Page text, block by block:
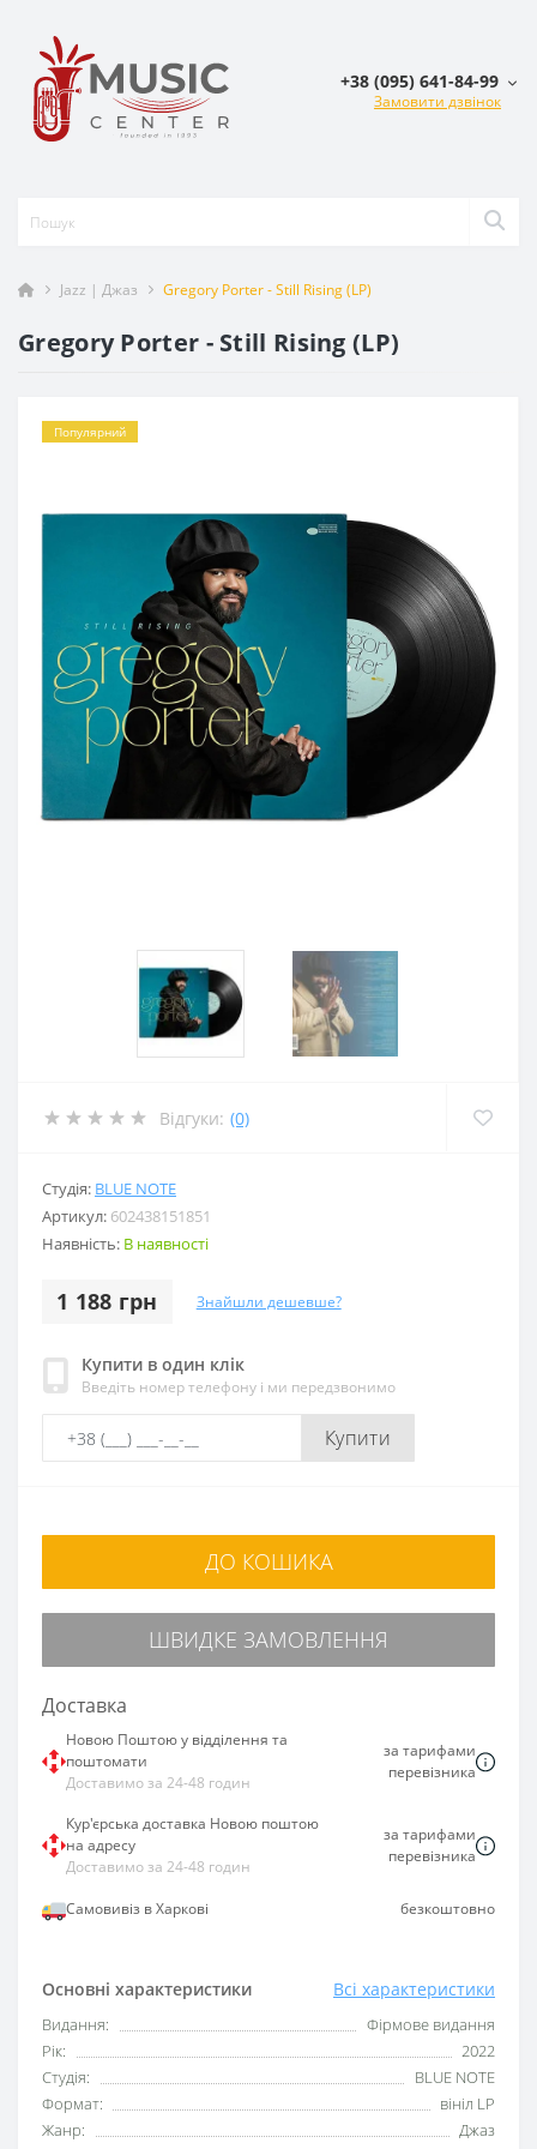
+38 (095) 641-84-99
Замовити дзвінок
Jazz | Джаз Gregory Porter - Still Rising (LP)
Gregory Porter - Still Rising (LP)
Популярний
Відгуки: (0)
Студія: BLUE NOTE
Артикул: 602438151851
Наявність: В наявності
1 188 грн Знайшли дешевше?
Купити в один клік
Введіть номер телефону і ми передзвонимо
Купити
Основні характеристики Всі характеристики
Видання:
Фірмове видання
Рік:
2022
Студія:
BLUE NOTE
Формат:
вініл LP
Жанр:
Джаз
ДО КОШИКА
ШВИДКЕ ЗАМОВЛЕННЯ
Доставка
Новою Поштою у відділення та
поштомати
Доставимо за 24-48 годин
за тарифами
перевізника
Кур'єрська доставка Новою поштою
на адресу
Доставимо за 24-48 годин
за тарифами
перевізника
Самовивіз в Харкові безкоштовно